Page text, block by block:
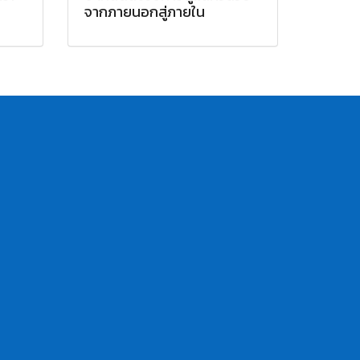
จากภายนอกสู่ภายใน